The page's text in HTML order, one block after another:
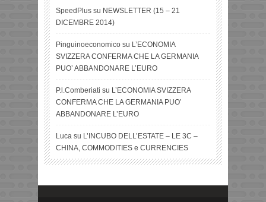
SpeedPlus su NEWSLETTER (15 – 21
DICEMBRE 2014)
Pinguinoeconomico su L’ECONOMIA
SVIZZERA CONFERMA CHE LA GERMANIA
PUO’ ABBANDONARE L’EURO
P.l.Comberiati su L’ECONOMIA SVIZZERA
CONFERMA CHE LA GERMANIA PUO’
ABBANDONARE L’EURO
Luca su L’INCUBO DELL’ESTATE – LE 3C –
CHINA, COMMODITIES e CURRENCIES